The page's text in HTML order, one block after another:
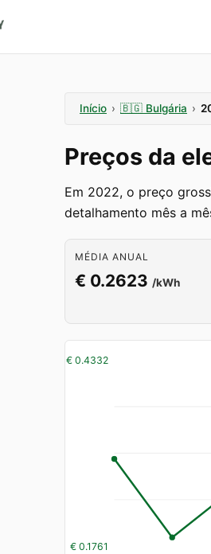
Início › 🇧🇬 Bulgária ›
Preços da
Em 2022, o preço
detalhamento mês a
MÉDIA ANUAL
€ 0.2623 /kWh
€ 0.4332
€ 0.1761